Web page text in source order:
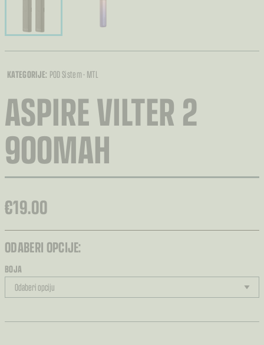
KATEGORIJE: POD Sistem - MTL
ASPIRE VILTER 2
900MAH
€19.00
ODABERI OPCIJE:
BOJA